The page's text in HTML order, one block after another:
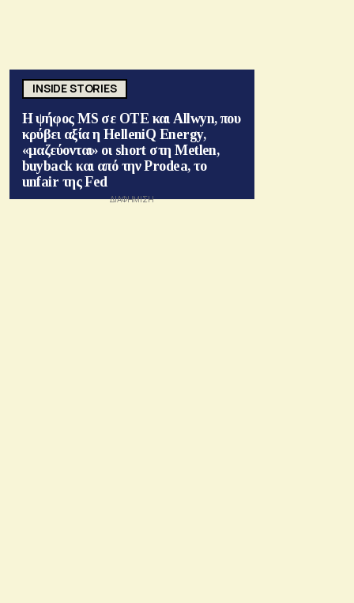
INSIDE STORIES
Η ψήφος MS σε ΟΤΕ και Allwyn, που
κρύβει αξία η HelleniQ Energy,
«μαζεύονται» οι short στη Metlen,
buyback και από την Prodea, το
unfair της Fed